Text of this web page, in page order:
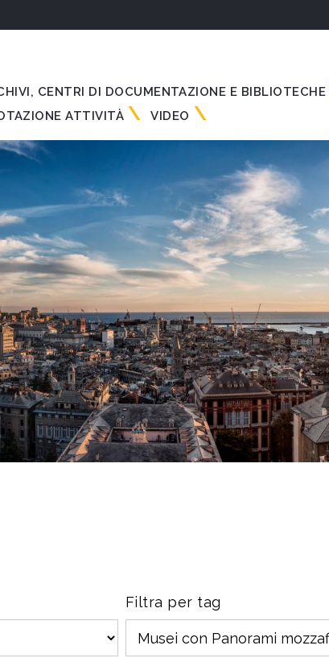
CENTRI DI DOCUMENTAZIONE E BIBLIOTECHE
ATTIVITÀ VIDEO
Filtra per tag